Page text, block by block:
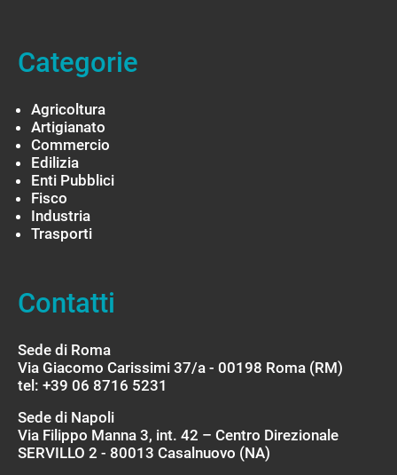
Categorie
Agricoltura
Artigianato
Commercio
Edilizia
Enti Pubblici
Fisco
Industria
Trasporti
Contatti
Sede di Roma
Via Giacomo Carissimi 37/a - 00198 Roma (RM)
tel: +39 06 8716 5231
Sede di Napoli
Via Filippo Manna 3, int. 42 – Centro Direzionale
SERVILLO 2 - 80013 Casalnuovo (NA)